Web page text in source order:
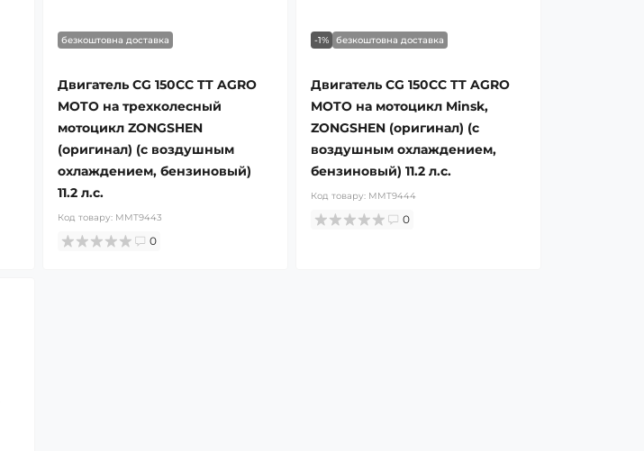
безкоштовна доставка
Двигатель СG 150CC TT AGRO
MOTO на трехколесный
мотоцикл ZONGSHEN
(оригинал) (с воздушным
охлаждением, бензиновый)
11.2 л.с.
Код товару: MMT9443
0
-1% безкоштовна доставка
Двигатель СG 150СС TT AGRO
MOTO на мотоцикл Minsk,
ZONGSHEN (оригинал) (с
воздушным охлаждением,
бензиновый) 11.2 л.с.
Код товару: MMT9444
0